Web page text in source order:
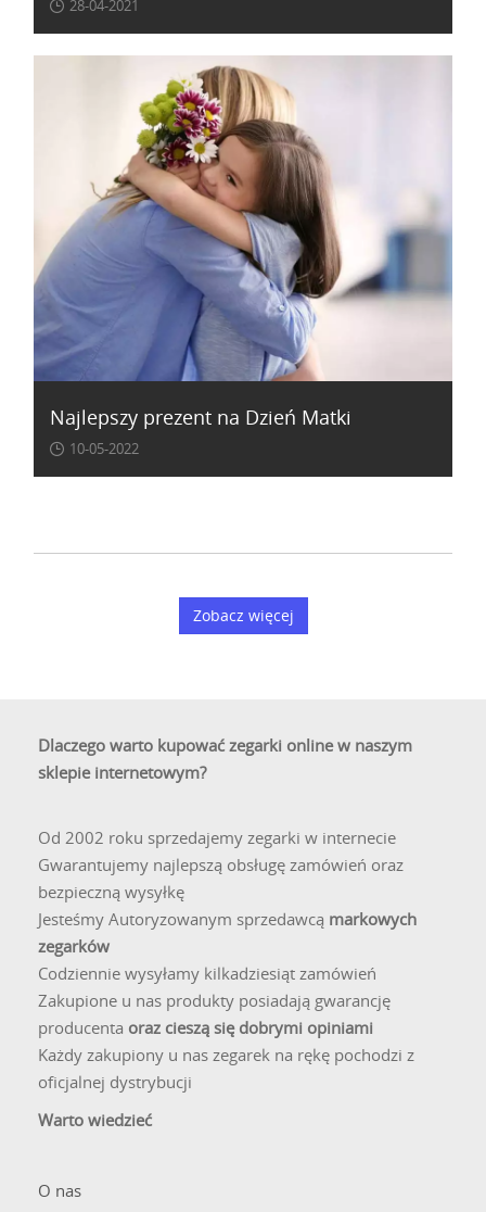
28-04-2021
Najlepszy prezent na Dzień Matki
10-05-2022
Zobacz więcej
Dlaczego warto kupować zegarki online w naszym
sklepie internetowym?
Od 2002 roku sprzedajemy zegarki w internecie
Gwarantujemy najlepszą obsługę zamówień oraz
bezpieczną wysyłkę
Jesteśmy Autoryzowanym sprzedawcą markowych
zegarków
Codziennie wysyłamy kilkadziesiąt zamówień
Zakupione u nas produkty posiadają gwarancję
producenta oraz cieszą się dobrymi opiniami
Każdy zakupiony u nas zegarek na rękę pochodzi z
oficjalnej dystrybucji
Warto wiedzieć
O nas